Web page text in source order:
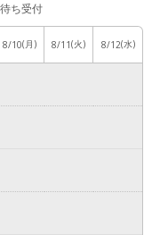
ち受付
8/10(月) 8/11(火) 8/12(水)